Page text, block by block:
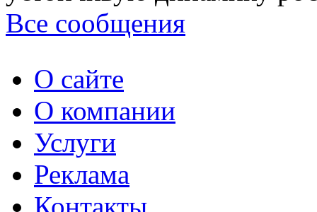
Все сообщения
О сайте
О компании
Услуги
Реклама